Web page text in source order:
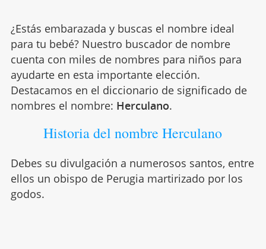
¿Estás embarazada y buscas el nombre ideal
para tu bebé? Nuestro buscador de nombre
cuenta con miles de nombres para niños para
ayudarte en esta importante elección.
Destacamos en el diccionario de significado de
nombres el nombre: Herculano.
Historia del nombre Herculano
Debes su divulgación a numerosos santos, entre
ellos un obispo de Perugia martirizado por los
godos.